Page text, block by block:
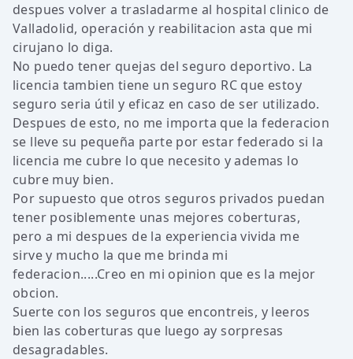
despues volver a trasladarme al hospital clinico de
Valladolid, operación y reabilitacion asta que mi
cirujano lo diga.
No puedo tener quejas del seguro deportivo. La
licencia tambien tiene un seguro RC que estoy
seguro seria útil y eficaz en caso de ser utilizado.
Despues de esto, no me importa que la federacion
se lleve su pequeña parte por estar federado si la
licencia me cubre lo que necesito y ademas lo
cubre muy bien.
Por supuesto que otros seguros privados puedan
tener posiblemente unas mejores coberturas,
pero a mi despues de la experiencia vivida me
sirve y mucho la que me brinda mi
federacion.....Creo en mi opinion que es la mejor
obcion.
Suerte con los seguros que encontreis, y leeros
bien las coberturas que luego ay sorpresas
desagradables.